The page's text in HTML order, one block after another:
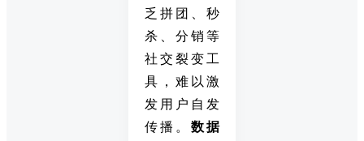
乏拼团、秒
杀、分销等
社交裂变工
具，难以激
发用户自发
传播。 数据